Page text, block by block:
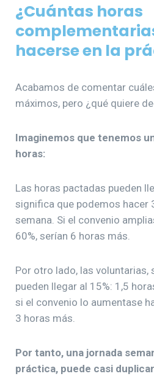
¿Cuántas horas
hacerse en la
Acabamos de comentar
máximos, pero ¿qué quiere
Imaginemos que tenemos
horas:
Las horas pactadas pueden
significa que podemos hacer
semana. Si el convenio
60%, serían 6 horas más.
Por otro lado, las voluntarias,
pueden llegar al 15%: 1,5
si el convenio lo aumentase
3 horas más.
Por tanto, una jornada
práctica, puede casi